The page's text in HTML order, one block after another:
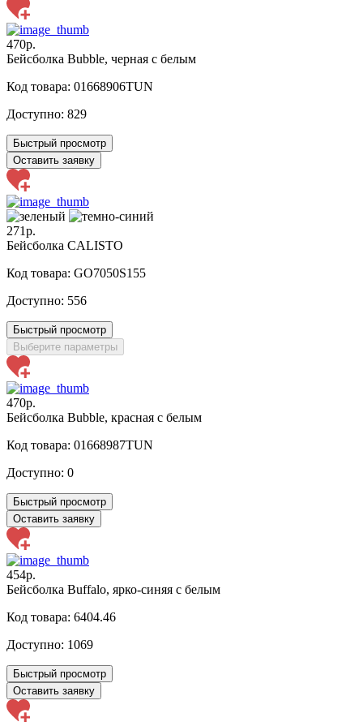
470р.
Бейсболка Bubble, черная с белым
Код товара: 01668906TUN
Доступно: 829
Быстрый просмотр
Оставить заявку
271р.
Бейсболка CALISTO
Код товара: GO7050S155
Доступно: 556
Быстрый просмотр
Выберите параметры
470р.
Бейсболка Bubble, красная с белым
Код товара: 01668987TUN
Доступно: 0
Быстрый просмотр
Оставить заявку
454р.
Бейсболка Buffalo, ярко-синяя с белым
Код товара: 6404.46
Доступно: 1069
Быстрый просмотр
Оставить заявку